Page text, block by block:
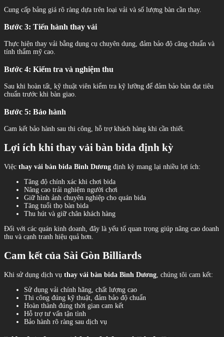
Cung cấp bảng giá rõ ràng dựa trên loại vải và số lượng bàn cần thay.
Bước 3: Tiến hành thay vải
Thực hiện thay vải bằng dụng cụ chuyên dụng, đảm bảo độ căng chuẩn và
tính thẩm mỹ cao.
Bước 4: Kiểm tra và nghiệm thu
Sau khi hoàn tất, kỹ thuật viên kiểm tra kỹ lưỡng để đảm bảo bàn đạt tiêu
chuẩn trước khi bàn giao.
Bước 5: Bảo hành
Cam kết bảo hành sau thi công, hỗ trợ khách hàng khi cần thiết.
Lợi ích khi thay vải bàn bida định kỳ
Việc thay vải bàn bida Bình Dương định kỳ mang lại nhiều lợi ích:
Tăng độ chính xác khi chơi bida
Nâng cao trải nghiệm người chơi
Giữ hình ảnh chuyên nghiệp cho quán bida
Tăng tuổi thọ bàn bida
Thu hút và giữ chân khách hàng
Đối với các quán kinh doanh, đây là yếu tố quan trọng giúp nâng cao doanh
thu và cạnh tranh hiệu quả hơn.
Cam kết của Sài Gòn Billiards
Khi sử dụng dịch vụ thay vải bàn bida Bình Dương , chúng tôi cam kết:
Sử dụng vải chính hãng, chất lượng cao
Thi công đúng kỹ thuật, đảm bảo độ chuẩn
Hoàn thành đúng thời gian cam kết
Hỗ trợ tư vấn tận tình
Bảo hành rõ ràng sau dịch vụ